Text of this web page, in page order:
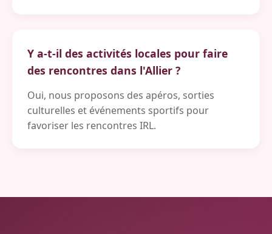
Y a-t-il des activités locales pour faire
des rencontres dans l'Allier ?
Oui, nous proposons des apéros, sorties
culturelles et événements sportifs pour
favoriser les rencontres IRL.